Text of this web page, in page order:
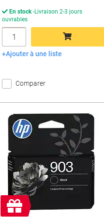
En stock Livraison 2-3 jours
ouvrables
Quantité
Ajouter au panier
Ajouter à une liste
Comparer
Cadeau
gratuit